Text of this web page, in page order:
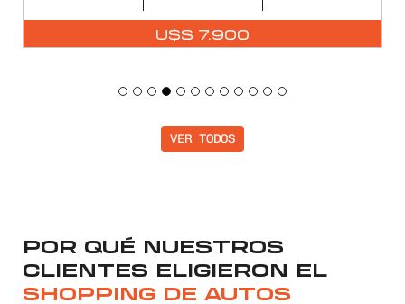
U$S 7.900
VER TODOS
POR QUÉ NUESTROS
CLIENTES ELIGIERON EL
SHOPPING DE AUTOS